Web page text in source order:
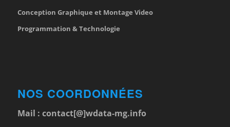
Conception Graphique et Montage Video
Programmation & Technologie
NOS COORDONNÉES
Mail : contact[@]wdata-mg.info